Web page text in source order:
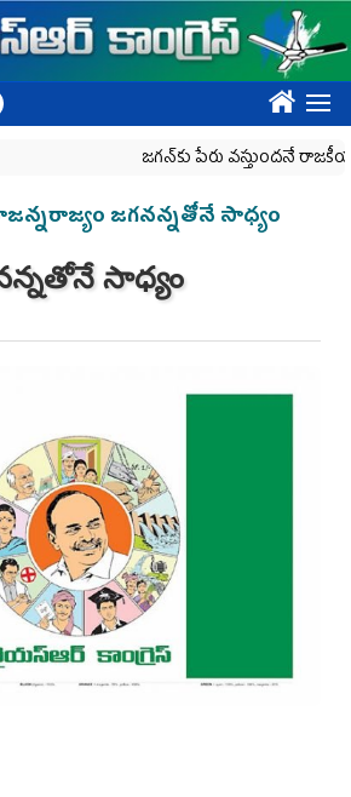
????
జగన్‌కు పేరు వస్తుందనే రాజకీయ కక్షతో
జగనన్నతోనే సాధ్యం
సాధ్యం